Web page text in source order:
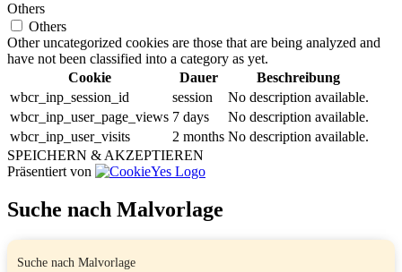
Others
Others
Other uncategorized cookies are those that are being analyzed and
have not been classified into a category as yet.
Cookie
Dauer
Beschreibung
wbcr_inp_session_id
session
No description available.
wbcr_inp_user_page_views 7 days
No description available.
wbcr_inp_user_visits
2 months No description available.
SPEICHERN & AKZEPTIEREN
Präsentiert von
Suche nach Malvorlage